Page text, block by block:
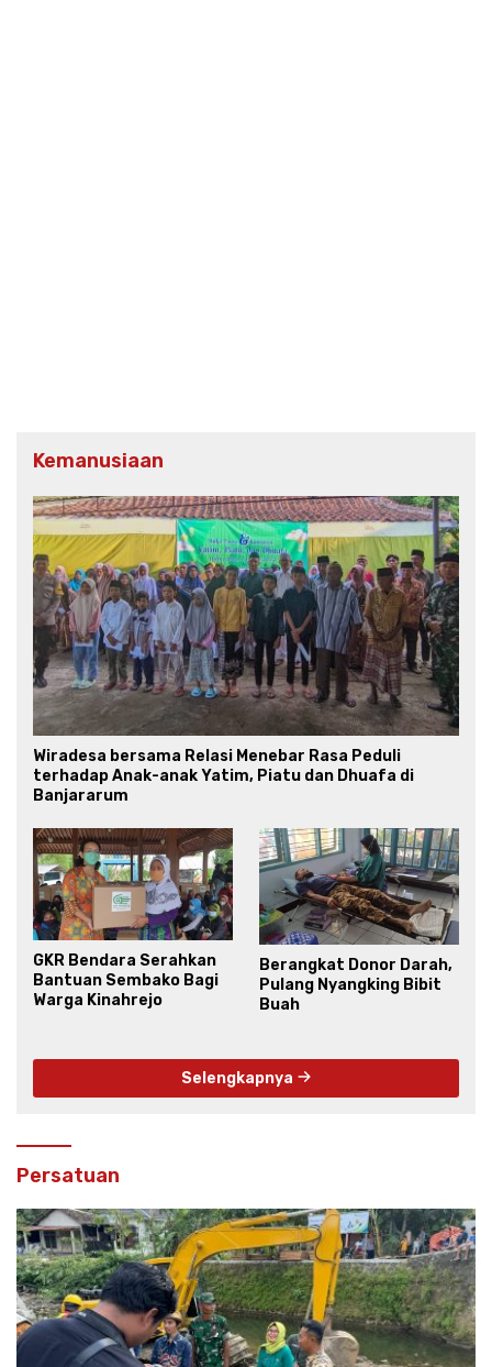
Kemanusiaan
Wiradesa bersama Relasi Menebar Rasa Peduli
terhadap Anak-anak Yatim, Piatu dan Dhuafa di
Banjararum
GKR Bendara Serahkan
Bantuan Sembako Bagi
Warga Kinahrejo
Berangkat Donor Darah,
Pulang Nyangking Bibit
Buah
Selengkapnya
Persatuan